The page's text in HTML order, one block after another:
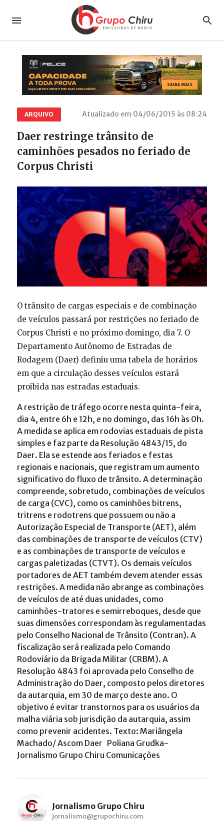
ARQUIVO Atualizado em 04/06/2015 às 08:24
Daer restringe trânsito de
caminhões pesados no feriado de
Corpus Christi
O trânsito de cargas especiais e de combinação
de veículos passará por restrições no feriado de
Corpus Christi e no próximo domingo, dia 7. O
Departamento Autônomo de Estradas de
Rodagem (Daer) definiu uma tabela de horários
em que a circulação desses veículos estará
proibida nas estradas estaduais.
A restrição de tráfego ocorre nesta quinta-feira,
dia 4, entre 6h e 12h, e no domingo, das 16h às 0h.
A medida se aplica em rodovias estaduais de pista
simples e faz parte da Resolução 4843/15, do
Daer. Ela se estende aos feriados e festas
regionais e nacionais, que registram um aumento
significativo do fluxo de trânsito. A determinação
compreende, sobretudo, combinações de veículos
de carga (CVC), como os caminhões bitrens,
tritrens e rodotrens que possuem ou não a
Autorização Especial de Transporte (AET), além
das combinações de transporte de veículos (CTV)
e as combinações de transporte de veículos e
cargas paletizadas (CTVT). Os demais veículos
portadores de AET também devem atender essas
restrições. A medida não abrange as combinações
de veículos de até duas unidades, como
caminhões-tratores e semirreboques, desde que
suas dimensões correspondam às regulamentadas
pelo Conselho Nacional de Trânsito (Contran). A
fiscalização será realizada pelo Comando
Rodoviário da Brigada Militar (CRBM). A
Resolução 4843 foi aprovada pelo Conselho de
Administração do Daer, composto pelos diretores
da autarquia, em 30 de março deste ano. O
objetivo é evitar transtornos para os usuários da
malha viária sob jurisdição da autarquia, assim
como prevenir acidentes. Texto: Mariângela
Machado/ Ascom Daer Poliana Grudka-
Jornalismo Grupo Chiru Comunicações
Jornalismo Grupo Chiru
jornalismo@grupochiru.com